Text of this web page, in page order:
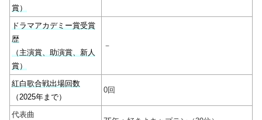
賞）
ドラマアカデミー賞受賞
歴
（主演賞、助演賞、新人
賞）
－
紅白歌合戦出場回数
（2025年まで）
0回
代表曲